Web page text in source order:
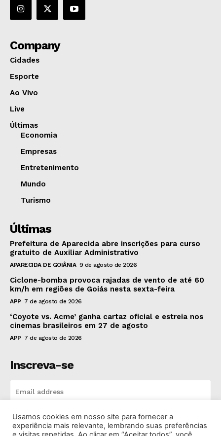
Company
Cidades
Esporte
Ao Vivo
Live
Últimas
Economia
Empresas
Entretenimento
Mundo
Turismo
Últimas
Prefeitura de Aparecida abre inscrições para curso
gratuito de Auxiliar Administrativo
APARECIDA DE GOIÂNIA 9 de agosto de 2026
Ciclone-bomba provoca rajadas de vento de até 60
km/h em regiões de Goiás nesta sexta-feira
APP 7 de agosto de 2026
‘Coyote vs. Acme’ ganha cartaz oficial e estreia nos
cinemas brasileiros em 27 de agosto
APP 7 de agosto de 2026
Inscreva-se
INSCREVA-SE
Usamos cookies em nosso site para fornecer a
experiência mais relevante, lembrando suas preferências